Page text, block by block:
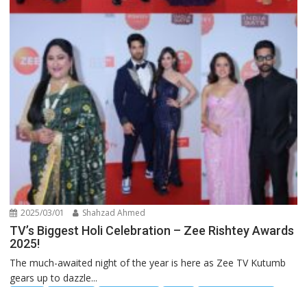
2025/03/01 Shahzad Ahmed
TV’s Biggest Holi Celebration – Zee Rishtey Awards
2025!
The much-awaited night of the year is here as Zee TV Kutumb
gears up to dazzle...